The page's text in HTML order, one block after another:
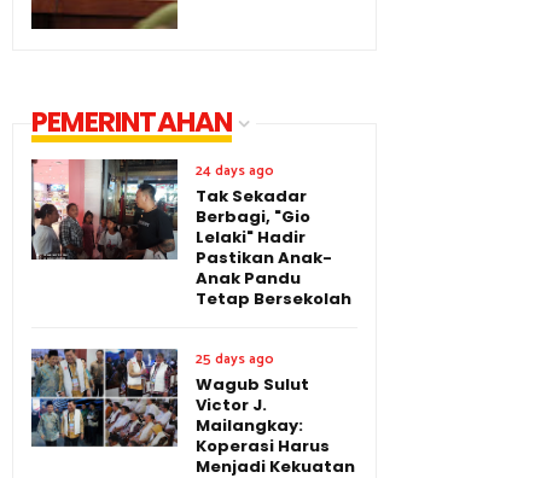
PEMERINTAHAN
24 days ago
Tak Sekadar
Berbagi, "Gio
Lelaki" Hadir
Pastikan Anak-
Anak Pandu
Tetap Bersekolah
25 days ago
Wagub Sulut
Victor J.
Mailangkay:
Koperasi Harus
Menjadi Kekuatan